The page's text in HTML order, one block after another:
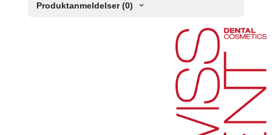
Produktanmeldelser (0)